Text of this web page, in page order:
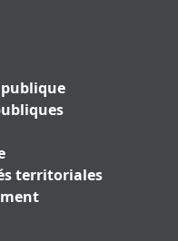
territoriales